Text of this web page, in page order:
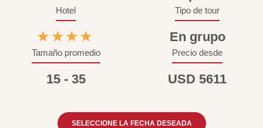
Hotel
★★★★
Tipo de tour
En grupo
Tamaño promedio
15 - 35
Precio desde
USD 5611
SELECCIONE LA FECHA DESEADA